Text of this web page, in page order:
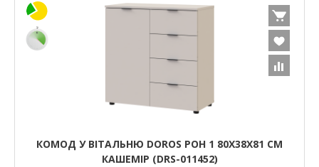
КОМОД У ВІТАЛЬНЮ DOROS РОН 1 80Х38Х81 СМ
КАШЕМІР (DRS-011452)